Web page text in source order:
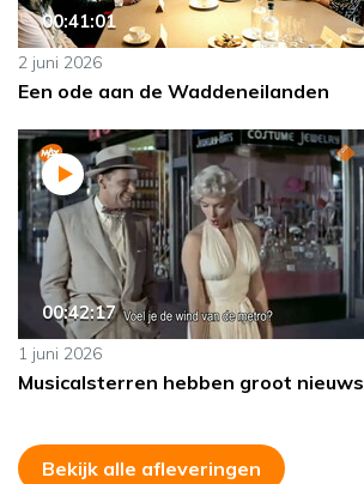
00:41:01
2 juni 2026
Een ode aan de Waddeneilanden
00:42:17
1 juni 2026
Musicalsterren hebben groot nieuws
Bekijk alle afleveringen